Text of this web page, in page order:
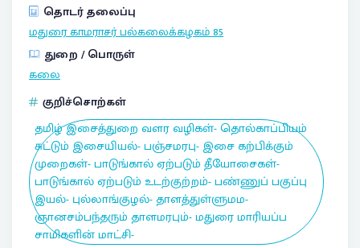
தொடர் தலைப்பு
மதுரை காமராசர் பல்கலைக்கழகம்85
துறை / பொருள்
கலை
குறிச்சொற்கள்
தமிழ் இசைத்துறை வளர வழிகள்- தொல்காப்பியம்
சுட்டும் இசையியல்- பஞ்சமரபு- இசை கற்பிக்கும்
முறைகள்- பாடுங்கால் ஏற்படும் தீயோசைகள்-
பாடுங்கால் ஏற்படும் உடற்குற்றம்- பண்ணுப் பகுப்பு
இயல்- புல்லாங்குழல்- தாளத்துள்ளுமம-
ஞானசம்பந்தரும் தாளமரபும்- மதுரை மாரியப்ப
சாமிகளின் மாட்சி-